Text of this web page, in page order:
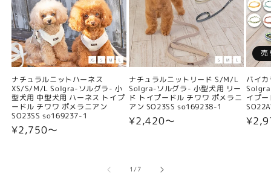
ナチュラルニットハーネス
XS/S/M/L Solgra-ソルグラ- 小
型犬用 中型犬用 ハーネス トイプ
ードル チワワ ポメラニアン
SO23SS so169237-1
通
¥2,750〜
ナチュラルニットリード S/M/L
Solgra-ソルグラ- 小型犬用 リー
ド トイプードル チワワ ポメラニ
アン SO23SS so169238-1
通
¥2,420〜
売
バイ
イプ
通
1/の
7